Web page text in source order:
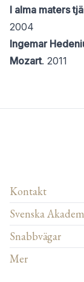
I alma maters
2004
Ingemar
Mozart. 2011
Kontakt
Svenska
Snabbvägar
Mer